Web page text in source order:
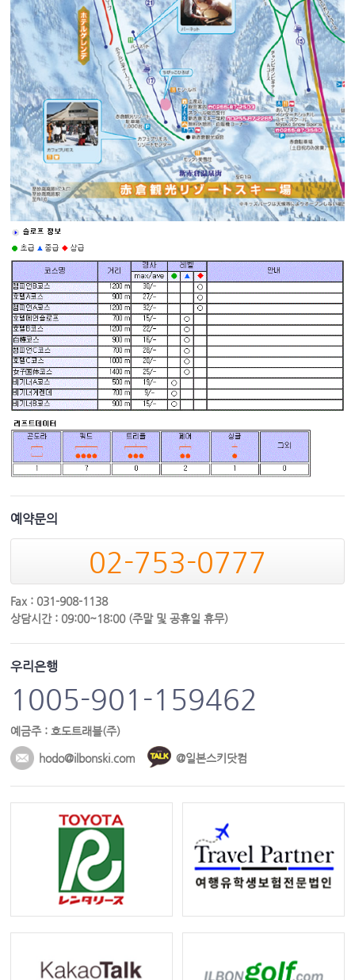
예약문의
02-753-0777
Fax : 031-908-1138
상담시간 : 09:00~18:00 (주말 및 공휴일 휴무)
우리은행
1005-901-159462
예금주 : 호도트래블(주)
hodo@ilbonski.com @일본스키닷컴